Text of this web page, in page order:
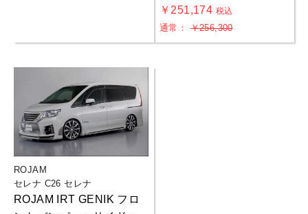
￥251,174 税込
通常：￥256,300
ROJAM
セレナ C26 セレナ
ROJAM IRT GENIK フロ